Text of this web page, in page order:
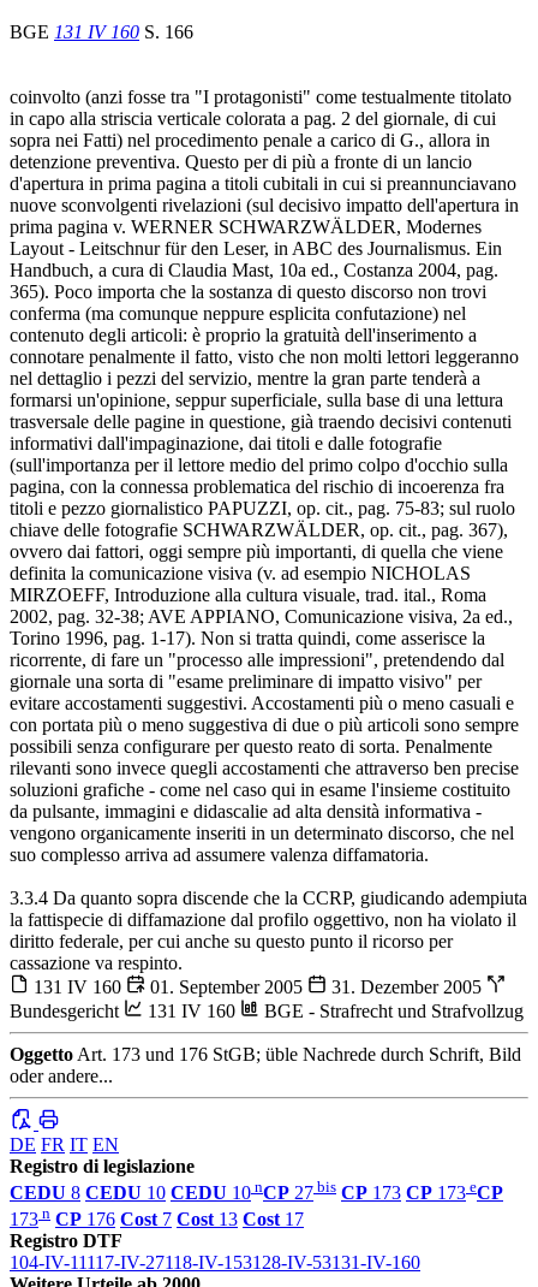
BGE 131 IV 160 S. 166
coinvolto (anzi fosse tra "I protagonisti" come testualmente titolato
in capo alla striscia verticale colorata a pag. 2 del giornale, di cui
sopra nei Fatti) nel procedimento penale a carico di G., allora in
detenzione preventiva. Questo per di più a fronte di un lancio
d'apertura in prima pagina a titoli cubitali in cui si preannunciavano
nuove sconvolgenti rivelazioni (sul decisivo impatto dell'apertura in
prima pagina v. WERNER SCHWARZWÄLDER, Modernes
Layout - Leitschnur für den Leser, in ABC des Journalismus. Ein
Handbuch, a cura di Claudia Mast, 10a ed., Costanza 2004, pag.
365). Poco importa che la sostanza di questo discorso non trovi
conferma (ma comunque neppure esplicita confutazione) nel
contenuto degli articoli: è proprio la gratuità dell'inserimento a
connotare penalmente il fatto, visto che non molti lettori leggeranno
nel dettaglio i pezzi del servizio, mentre la gran parte tenderà a
formarsi un'opinione, seppur superficiale, sulla base di una lettura
trasversale delle pagine in questione, già traendo decisivi contenuti
informativi dall'impaginazione, dai titoli e dalle fotografie
(sull'importanza per il lettore medio del primo colpo d'occhio sulla
pagina, con la connessa problematica del rischio di incoerenza fra
titoli e pezzo giornalistico PAPUZZI, op. cit., pag. 75-83; sul ruolo
chiave delle fotografie SCHWARZWÄLDER, op. cit., pag. 367),
ovvero dai fattori, oggi sempre più importanti, di quella che viene
definita la comunicazione visiva (v. ad esempio NICHOLAS
MIRZOEFF, Introduzione alla cultura visuale, trad. ital., Roma
2002, pag. 32-38; AVE APPIANO, Comunicazione visiva, 2a ed.,
Torino 1996, pag. 1-17). Non si tratta quindi, come asserisce la
ricorrente, di fare un "processo alle impressioni", pretendendo dal
giornale una sorta di "esame preliminare di impatto visivo" per
evitare accostamenti suggestivi. Accostamenti più o meno casuali e
con portata più o meno suggestiva di due o più articoli sono sempre
possibili senza configurare per questo reato di sorta. Penalmente
rilevanti sono invece quegli accostamenti che attraverso ben precise
soluzioni grafiche - come nel caso qui in esame l'insieme costituito
da pulsante, immagini e didascalie ad alta densità informativa -
vengono organicamente inseriti in un determinato discorso, che nel
suo complesso arriva ad assumere valenza diffamatoria.
3.3.4 Da quanto sopra discende che la CCRP, giudicando adempiuta
la fattispecie di diffamazione dal profilo oggettivo, non ha violato il
diritto federale, per cui anche su questo punto il ricorso per
cassazione va respinto.
131 IV 160
01. September 2005
31. Dezember 2005
Bundesgericht
131 IV 160 BGE - Strafrecht und Strafvollzug
Oggetto Art. 173 und 176 StGB; üble Nachrede durch Schrift, Bild
oder andere...
DE FR IT EN
Registro di legislazione
CEDU 8 CEDU 10 CEDU 10 nCP 27 bis CP 173 CP 173 eCP
173 n CP 176 Cost7 Cost13 Cost17
Registro DTF
104-IV-11117-IV-27118-IV-153128-IV-53131-IV-160